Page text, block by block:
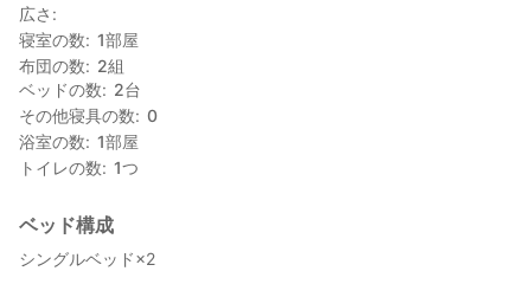
広さ
寝室の数
1部屋
布団の数
2組
ベッドの数
2台
その他寝具の数
0
浴室の数
1部屋
トイレの数
1つ
ベッド構成
シングルベッド×2